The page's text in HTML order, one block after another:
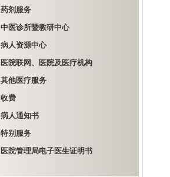
药剂服务
中医诊所暨教研中心
病人资源中心
医院联网、医院及医疗机构
其他医疗服务
收费
病人通知书
特别服务
医院管理局电子医生证明书